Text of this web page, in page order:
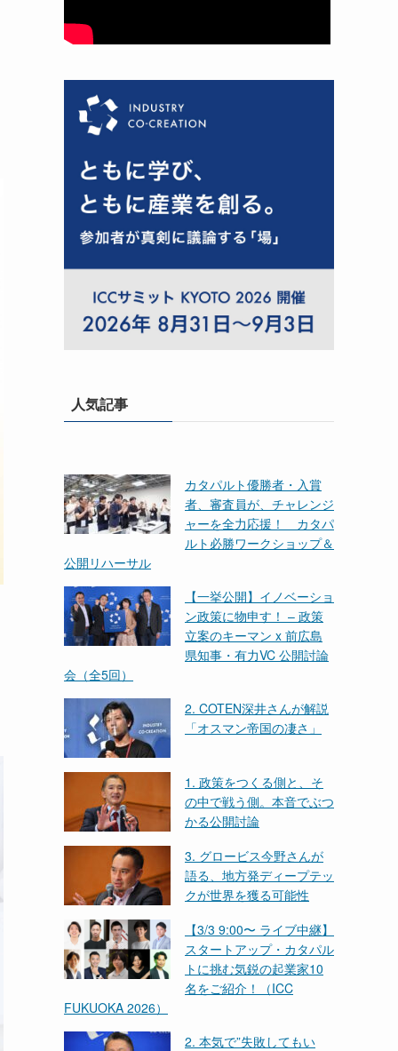
人気記事
カタパルト優勝者・入賞
者、審査員が、チャレンジ
ャーを全力応援！ カタパ
ルト必勝ワークショップ＆
公開リハーサル
【一挙公開】イノベーショ
ン政策に物申す！ – 政策
立案のキーマン x 前広島
県知事・有力VC 公開討論
会（全5回）
2. COTEN深井さんが解説
「オスマン帝国の凄さ」
1. 政策をつくる側と、そ
の中で戦う側。本音でぶつ
かる公開討論
3. グロービス今野さんが
語る、地方発ディープテッ
クが世界を獲る可能性
【3/3 9:00〜 ライブ中継】
スタートアップ・カタパル
トに挑む気鋭の起業家10
名をご紹介！（ICC
FUKUOKA 2026）
2. 本気で”失敗してもい